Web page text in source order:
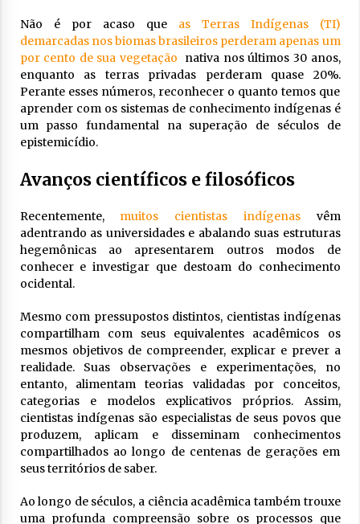
Não é por acaso que as Terras Indígenas (TI)
demarcadas nos biomas brasileiros perderam apenas um
por cento de sua vegetação
nativa nos últimos 30 anos,
enquanto as terras privadas perderam quase 20%.
Perante esses números, reconhecer o quanto temos que
aprender com os sistemas de conhecimento indígenas é
um passo fundamental na superação de séculos de
epistemicídio.
Avanços científicos e filosóficos
Recentemente, muitos cientistas indígenasvêm
adentrando as universidades e abalando suas estruturas
hegemônicas ao apresentarem outros modos de
conhecer e investigar que destoam do conhecimento
ocidental.
Mesmo com pressupostos distintos, cientistas indígenas
compartilham com seus equivalentes acadêmicos os
mesmos objetivos de compreender, explicar e prever a
realidade. Suas observações e experimentações, no
entanto, alimentam teorias validadas por conceitos,
categorias e modelos explicativos próprios. Assim,
cientistas indígenas são especialistas de seus povos que
produzem, aplicam e disseminam conhecimentos
compartilhados ao longo de centenas de gerações em
seus territórios de saber.
Ao longo de séculos, a ciência acadêmica também trouxe
uma profunda compreensão sobre os processos que